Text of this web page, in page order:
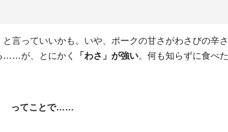
言っていいかも。いや、ポークの甘さがわさびの辛さ
……が、とにかく
「わさ」が強い。何も知らずに食べた
ってことで……